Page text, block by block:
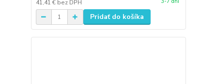
41,41 € bez DPH
Pridať do košíka